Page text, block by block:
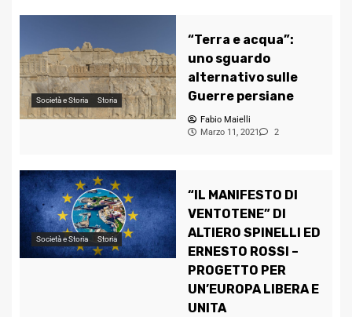
Società e Storia Storia
“Terra e acqua”:
uno sguardo
alternativo sulle
Guerre persiane
Fabio Maielli
Marzo 11, 2021
2
Società e Storia Storia
“IL MANIFESTO DI
VENTOTENE” DI
ALTIERO SPINELLI ED
ERNESTO ROSSI –
PROGETTO PER
UN’EUROPA LIBERA E
UNITA